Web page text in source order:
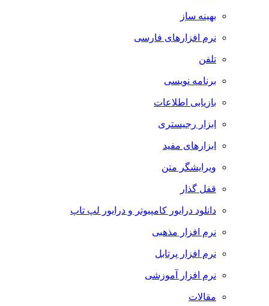
بهینه ساز
نرم افزارهای فارسی
تلفن
برنامه نویسی
بازیابی اطلاعات
ابزار رجیستری
ابزارهای مفید
ویرایشگر متن
قفل گذار
دانلود درایور کامپیوتر و درایور لپ تاپ
نرم افزار مذهبی
نرم افزار پرتابل
نرم افزار آموزشی
مقالات